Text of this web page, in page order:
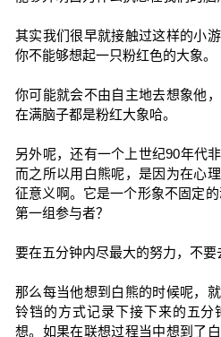
其实我们很早就接触过这样的小
你不能够想起一只粉红色的大象。
你可能就会不由自主地去想象他
在满脑子都是粉红大象哈。
另外呢，还有一个上世纪90年代
而之所以用白熊呢，是因为在心
征意义啊。它是一个形象不固定的
第一组参与者？
要在五分钟内尽最大的努力，不要
那么每当他想到白熊的时候呢，
铃铛的方式记录下接下来的五
想。如果在联想过程当中想到了